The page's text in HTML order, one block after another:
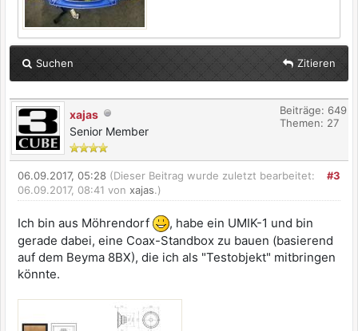
Suchen Zitieren
xajas
Senior Member
Beiträge: 649
Themen: 27
#3
06.09.2017, 05:28 (Dieser Beitrag wurde zuletzt bearbeitet:
06.09.2017, 08:41 von xajas.)
Ich bin aus Möhrendorf
, habe ein UMIK-1 und bin
gerade dabei, eine Coax-Standbox zu bauen (basierend
auf dem Beyma 8BX), die ich als "Testobjekt" mitbringen
könnte.